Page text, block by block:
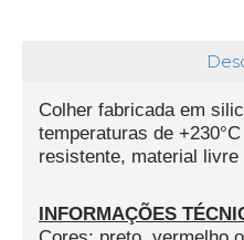
Colher fabricada em
temperaturas de
resistente, material livre
INFORMAÇÕES